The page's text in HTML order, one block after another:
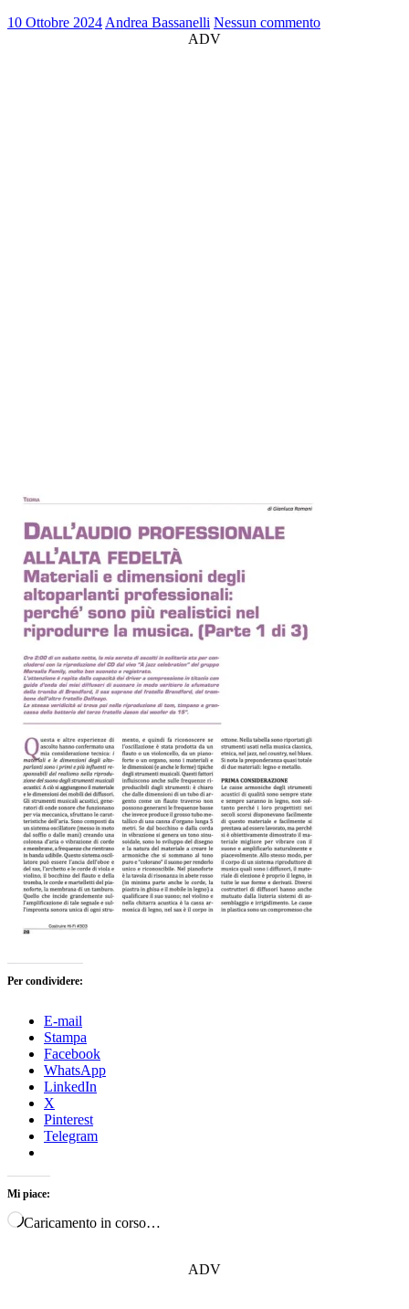
10 Ottobre 2024 Andrea Bassanelli Nessun commento
ADV
Per condividere:
E-mail
Stampa
Facebook
WhatsApp
LinkedIn
X
Pinterest
Telegram
Mi piace:
Caricamento in corso…
ADV